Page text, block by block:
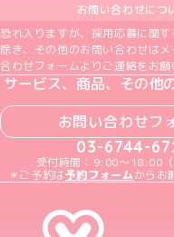
お問い合わせにつ
恐れ入りますが、採用応募に関
除き、その他のお問い合わせは
合わせフォームよりご連絡をお願
サービス、商品、その他
お問い合わせフ
03-6744-
受付時間：9:00～18:00（
＊ご予約は予約フォームからお